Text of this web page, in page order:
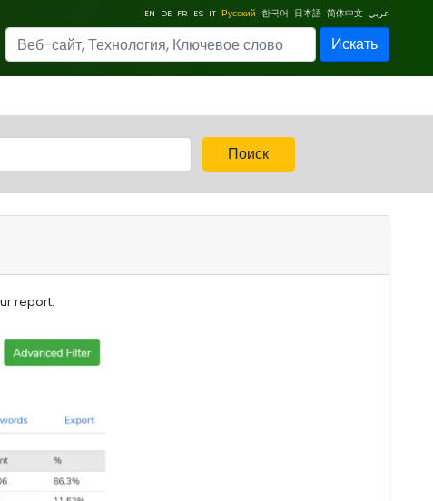
EN DE FR ES IT Русский 한국어 日本語 简体中文 عربي
Искать
Поиск
report.